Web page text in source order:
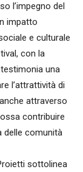
l’impegno del
impatto
e culturale
con la
una
l’attrattività di
attraverso
contribuire
delle comunità
sottolinea